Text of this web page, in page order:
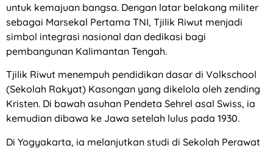
untuk kemajuan bangsa. Dengan latar belakang militer
sebagai Marsekal Pertama TNI, Tjilik Riwut menjadi
simbol integrasi nasional dan dedikasi bagi
pembangunan Kalimantan Tengah.
Tjilik Riwut menempuh pendidikan dasar di Volkschool
(Sekolah Rakyat) Kasongan yang dikelola oleh zending
Kristen. Di bawah asuhan Pendeta Sehrel asal Swiss, ia
kemudian dibawa ke Jawa setelah lulus pada 1930.
Di Yogyakarta, ia melanjutkan studi di Sekolah Perawat